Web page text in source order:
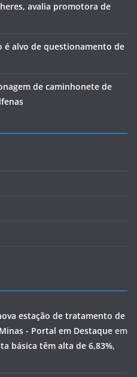
avalia promotora de
é alvo de questionamento de
de caminhonete de
estação de tratamento de
- Portal em Destaque em
básica têm alta de 6,83%,